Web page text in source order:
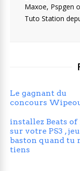
Maxoe, Pspgen
Tuto Station
Le gagnant du
concours
installez Beats of
sur votre PS3 ,
baston quand tu
tiens